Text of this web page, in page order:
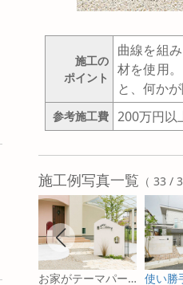
施工の
ポイント
曲線を組
材を使用
と、何か
参考施工費 200万円以
施工例写真一覧 （ 33 /
お家がテーマパーク！ かわいい 新築 外構